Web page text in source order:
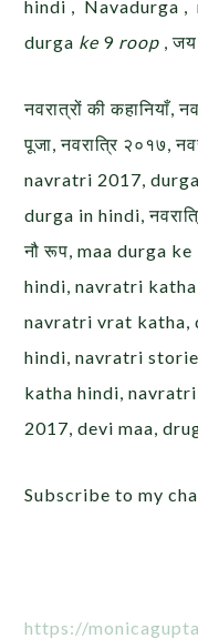
hindi , Navadurga ,
durga ke 9 roop , जय
नवरात्रों की कहानियाँ,
पूजा, नवरात्रि २०१७,
navratri 2017, durga
durga in hindi,
नौ रूप, maa durga
hindi, navratri
navratri vrat katha,
hindi, navratri
katha hindi,
2017, devi maa,
Subscribe to my
https://